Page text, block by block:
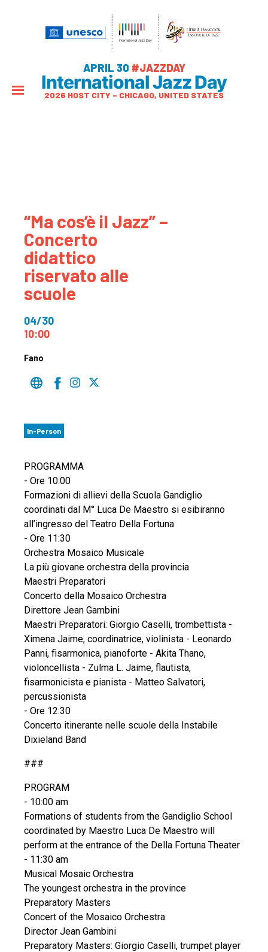
APRIL 30 #JAZZDAY
International Jazz Day
2026 HOST CITY – CHICAGO, UNITED STATES
“Ma cos’è il Jazz” –
Concerto
didattico
riservato alle
scuole
04/30
10:00
Fano
In-Person
PROGRAMMA
- Ore 10:00
Formazioni di allievi della Scuola Gandiglio
coordinati dal M° Luca De Maestro si esibiranno
all’ingresso del Teatro Della Fortuna
- Ore 11:30
Orchestra Mosaico Musicale
La più giovane orchestra della provincia
Maestri Preparatori
Concerto della Mosaico Orchestra
Direttore Jean Gambini
Maestri Preparatori: Giorgio Caselli, trombettista -
Ximena Jaime, coordinatrice, violinista - Leonardo
Panni, fisarmonica, pianoforte - Akita Thano,
violoncellista - Zulma L. Jaime, flautista,
fisarmonicista e pianista - Matteo Salvatori,
percussionista
- Ore 12:30
Concerto itinerante nelle scuole della Instabile
Dixieland Band
###
PROGRAM
- 10:00 am
Formations of students from the Gandiglio School
coordinated by Maestro Luca De Maestro will
perform at the entrance of the Della Fortuna Theater
- 11:30 am
Musical Mosaic Orchestra
The youngest orchestra in the province
Preparatory Masters
Concert of the Mosaico Orchestra
Director Jean Gambini
Preparatory Masters: Giorgio Caselli, trumpet player